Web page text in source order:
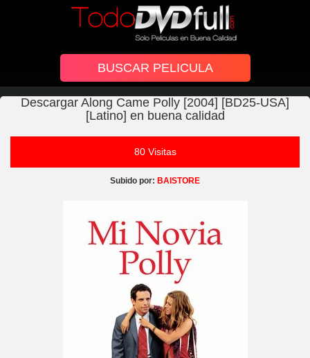
Descargar Along Came Polly [2004] [BD25-USA]
[Latino] en buena calidad
80 Visitas
Subido por: BAISTORE